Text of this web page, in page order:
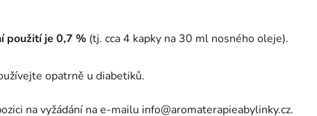
použití je 0,7 % (tj. cca 4 kapky na 30 ml nosného oleje).
opatrně u diabetiků.
na vyžádání na e-mailu info@aromaterapieabylinky.cz.